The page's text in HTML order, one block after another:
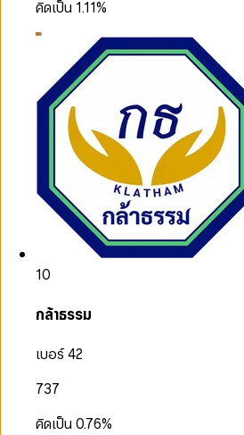
คิดเป็น 1.11%
10
กล้าธรรม
เบอร์ 42
737
คิดเป็น0.76%